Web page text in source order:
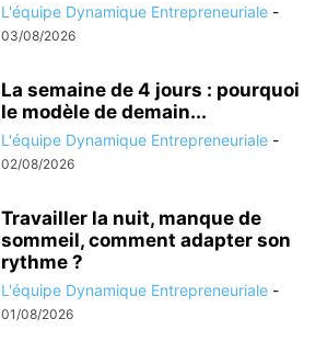
L'équipe Dynamique Entrepreneuriale -
03/08/2026
La semaine de 4 jours : pourquoi
le modèle de demain...
L'équipe Dynamique Entrepreneuriale -
02/08/2026
Travailler la nuit, manque de
sommeil, comment adapter son
rythme ?
L'équipe Dynamique Entrepreneuriale -
01/08/2026